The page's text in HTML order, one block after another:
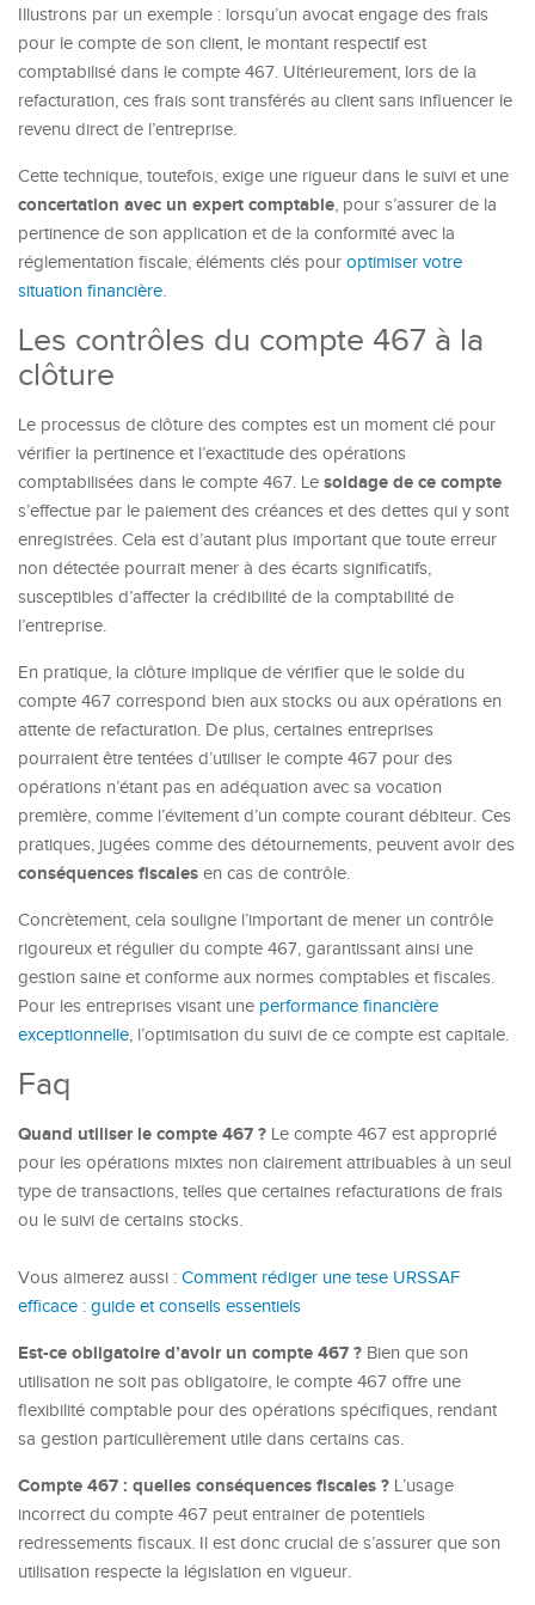
Illustrons par un exemple : lorsqu’un avocat engage des frais
pour le compte de son client, le montant respectif est
comptabilisé dans le compte 467. Ultérieurement, lors de la
refacturation, ces frais sont transférés au client sans influencer le
revenu direct de l’entreprise.
Cette technique, toutefois, exige une rigueur dans le suivi et une
concertation avec un expert comptable, pour s’assurer de la
pertinence de son application et de la conformité avec la
réglementation fiscale, éléments clés pour optimiser votre
situation financière.
Les contrôles du compte 467 à la
clôture
Le processus de clôture des comptes est un moment clé pour
vérifier la pertinence et l’exactitude des opérations
comptabilisées dans le compte 467. Le soldage de ce compte
s’effectue par le paiement des créances et des dettes qui y sont
enregistrées. Cela est d’autant plus important que toute erreur
non détectée pourrait mener à des écarts significatifs,
susceptibles d’affecter la crédibilité de la comptabilité de
l’entreprise.
En pratique, la clôture implique de vérifier que le solde du
compte 467 correspond bien aux stocks ou aux opérations en
attente de refacturation. De plus, certaines entreprises
pourraient être tentées d’utiliser le compte 467 pour des
opérations n’étant pas en adéquation avec sa vocation
première, comme l’évitement d’un compte courant débiteur. Ces
pratiques, jugées comme des détournements, peuvent avoir des
conséquences fiscales en cas de contrôle.
Concrètement, cela souligne l’important de mener un contrôle
rigoureux et régulier du compte 467, garantissant ainsi une
gestion saine et conforme aux normes comptables et fiscales.
Pour les entreprises visant une performance financière
exceptionnelle, l’optimisation du suivi de ce compte est capitale.
Faq
Quand utiliser le compte 467 ? Le compte 467 est approprié
pour les opérations mixtes non clairement attribuables à un seul
type de transactions, telles que certaines refacturations de frais
ou le suivi de certains stocks.
Vous aimerez aussi : Comment rédiger une tese URSSAF
efficace : guide et conseils essentiels
Est-ce obligatoire d’avoir un compte 467 ? Bien que son
utilisation ne soit pas obligatoire, le compte 467 offre une
flexibilité comptable pour des opérations spécifiques, rendant
sa gestion particulièrement utile dans certains cas.
Compte 467 : quelles conséquences fiscales ? L’usage
incorrect du compte 467 peut entrainer de potentiels
redressements fiscaux. Il est donc crucial de s’assurer que son
utilisation respecte la législation en vigueur.